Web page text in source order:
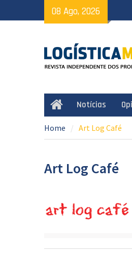
to
08 Ago, 2026
HomeNotícias
Home Art Log Café
Art Log Café